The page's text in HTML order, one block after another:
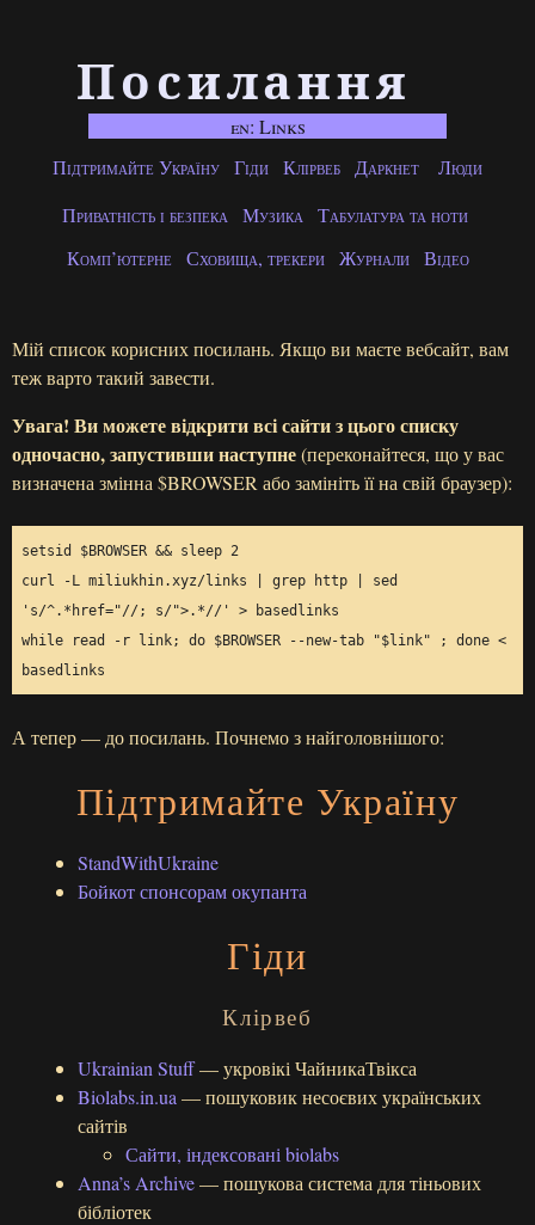
Посилання
en: Links
Підтримайте Україну Гіди Клірвеб Даркнет
Люди
Приватність і безпека
Музика
Табулатура та ноти
Комп’ютерне Сховища, трекери Журнали Відео
Мій список корисних посилань. Якщо ви маєте вебсайт, вам
теж варто такий завести.
Увага! Ви можете відкрити всі сайти з цього списку
одночасно, запустивши наступне(переконайтеся, що у вас
визначена змінна $BROWSER або замініть її на свій браузер):
setsid $BROWSER && sleep 2
curl -L miliukhin.xyz/links
grep http
's/^.*href="//; s/">.*//'
while
read -r link; do $BROWSER --new-tab "$link" ; done <
А тепер — до посилань. Почнемо з найголовнішого:
Підтримайте Україну
StandWithUkraine
Бойкот спонсорам окупанта
Гіди
Клірвеб
Ukrainian Stuff— укровікі ЧайникаТвікса
Biolabs.in.ua — пошуковик несоєвих українських
сайтів
Сайти, індексовані biolabs
Anna’s Archive— пошукова система для тіньових
бібліотек